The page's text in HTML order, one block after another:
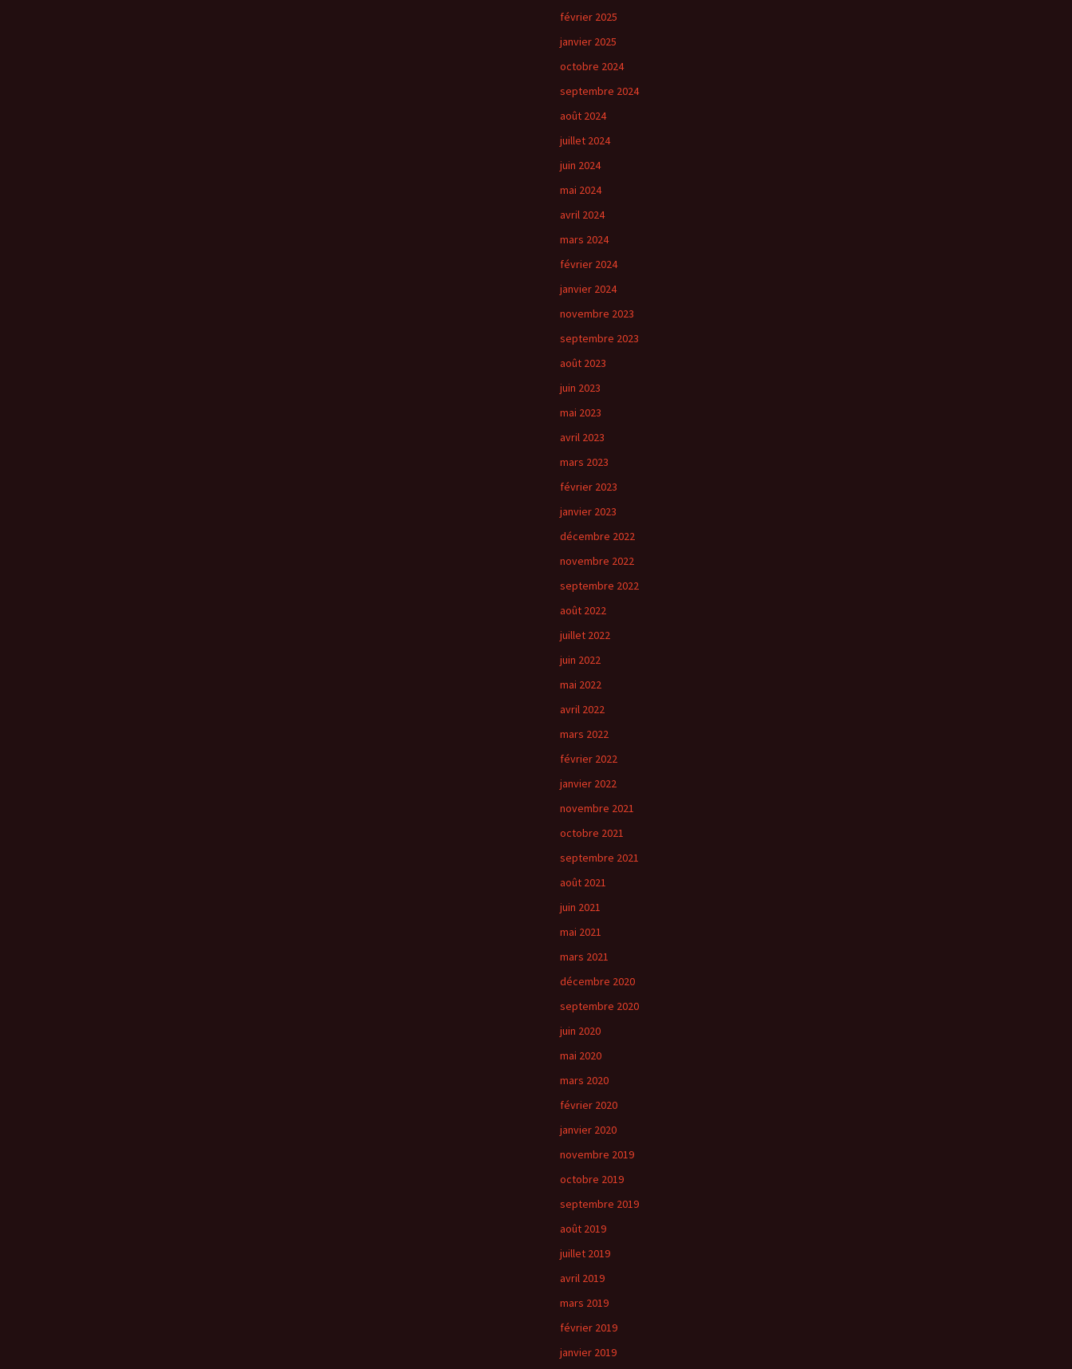
février 2025
janvier 2025
octobre 2024
septembre 2024
août 2024
juillet 2024
juin 2024
mai 2024
avril 2024
mars 2024
février 2024
janvier 2024
novembre 2023
septembre 2023
août 2023
juin 2023
mai 2023
avril 2023
mars 2023
février 2023
janvier 2023
décembre 2022
novembre 2022
septembre 2022
août 2022
juillet 2022
juin 2022
mai 2022
avril 2022
mars 2022
février 2022
janvier 2022
novembre 2021
octobre 2021
septembre 2021
août 2021
juin 2021
mai 2021
mars 2021
décembre 2020
septembre 2020
juin 2020
mai 2020
mars 2020
février 2020
janvier 2020
novembre 2019
octobre 2019
septembre 2019
août 2019
juillet 2019
avril 2019
mars 2019
février 2019
janvier 2019